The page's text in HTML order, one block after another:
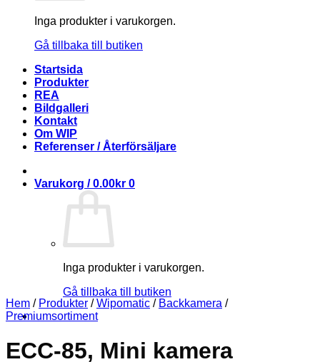
Inga produkter i varukorgen.
Gå tillbaka till butiken
Startsida
Produkter
REA
Bildgalleri
Kontakt
Om WIP
Referenser / Återförsäljare
Varukorg /0.00kr 0
Inga produkter i varukorgen.
Gå tillbaka till butiken
Hem / Produkter / Wipomatic / Backkamera /
Premiumsortiment
ECC-85, Mini kamera